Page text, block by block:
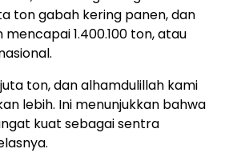
ton gabah kering panen, dan
1.400.100 ton, atau
ton, dan alhamdulillah kami
lebih. Ini menunjukkan bahwa
kuat sebagai sentra